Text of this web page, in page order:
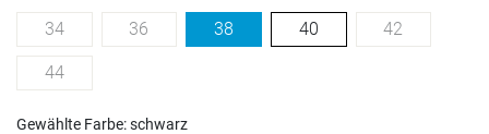
34 36 38 40 42
44
Gewählte Farbe: schwarz